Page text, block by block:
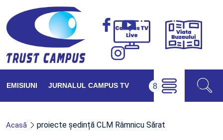
Campus
Viața
EMISIUNI JURNALUL CAMPUS TV
Acasă proiecte ședință CLM Râmnicu Sărat